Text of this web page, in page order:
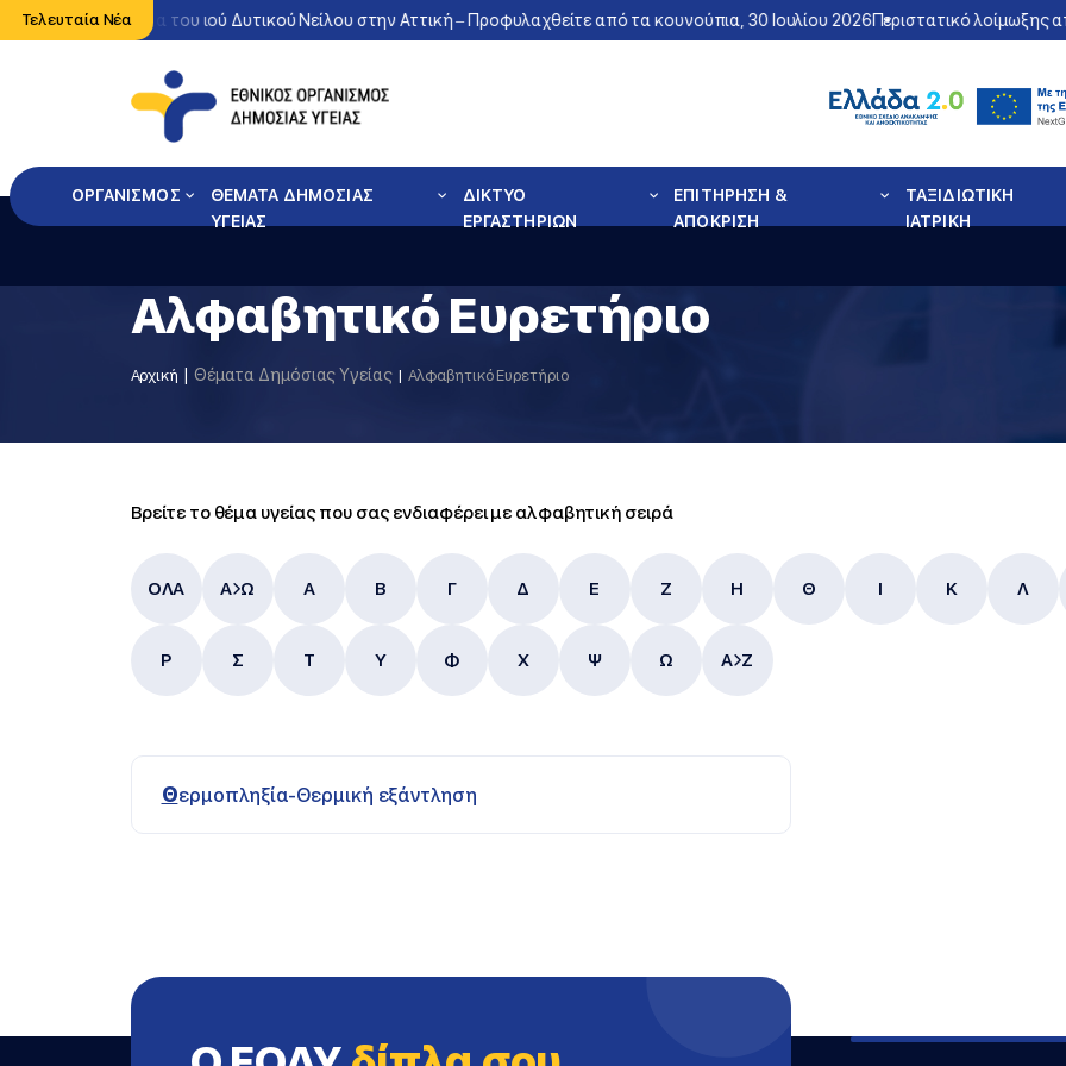
Τελευταία Νέα
κυκλοφορία του ιού Δυτικού Νείλου στην Αττική – Προφυλαχθείτε από τα κουνούπια, 30 Ιουλίου 2026Περιστατικό λοίμωξης
ΟΡΓΑΝΙΣΜΟΣ
ΘΕΜΑΤΑ ΔΗΜΟΣΙΑΣ
ΥΓΕΙΑΣ
ΔΙΚΤΥΟ
ΕΡΓΑΣΤΗΡΙΩΝ
ΕΠΙΤΗΡΗΣΗ &
ΑΠΟΚΡΙΣΗ
ΤΑΞΙΔΙΩΤΙΚΗ
ΙΑΤΡΙΚΗ
Αλφαβητικό Ευρετήριο
Αρχική Θέματα Δημόσιας Υγείας Αλφαβητικό Ευρετήριο
Βρείτε το θέμα υγείας που σας ενδιαφέρει με αλφαβητική σειρά
ΟΛΑ Α Ω Α B Γ Δ E Ζ Η Θ Ι Κ Λ
Ρ Σ Τ Υ Φ Χ Ψ Ω A Z
Θερμοπληξία-Θερμική εξάντληση